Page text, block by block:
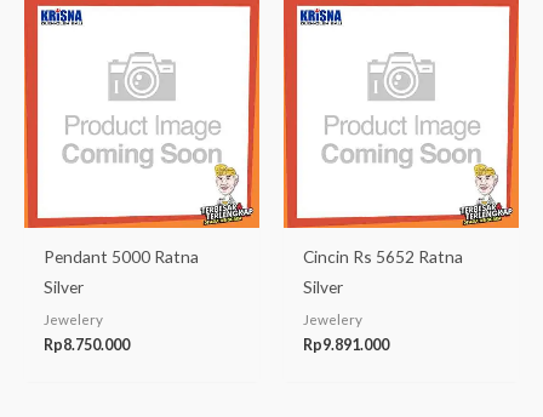
Pendant 5000 Ratna
Silver
Jewelery
Rp8.750.000
Cincin Rs 5652 Ratna
Silver
Jewelery
Rp9.891.000